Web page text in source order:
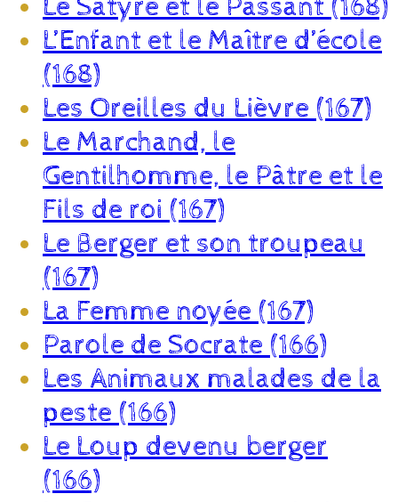
L’Enfant et le Maître d’école
(168)
Les Oreilles du Lièvre (167)
Le Marchand, le
Gentilhomme, le Pâtre et le
Fils de roi (167)
Le Berger et son troupeau
(167)
La Femme noyée (167)
Parole de Socrate (166)
Les Animaux malades de la
peste (166)
Le Loup devenu berger
(166)